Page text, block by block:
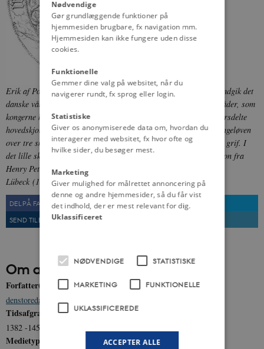
Erik af Pommerns segl. Efter Kalmarunionens dannelse i 1397 indgik det
danske våben i et skjold, der var sammensat af felter for de områder, som
kongerne herskede over eller gjorde krav på. I Seglet ses i det korsdelte
hovedskjold de tre danske løver, de tre kroner, der ligesom folkungeløven
over tre smalle skråbjælker betegner Sverige, og den pommerske grif. I
det lille skjold på korset ses Norges øksebærende løve. Illustration fra
Henry Petersen
Et dansk Flag fra Unionstiden i Maria-Kirken i
Lübeck (1882).Fra:Wikimedia Commons
DEL PÅ FACEBOOK
DEL PÅ TWITTER
SEND TIL EN VEN
Om artiklen
Forfatter(e)
denstoredanske.dk,
Tidsafgrænsning
1382 -1459
Medietype
Nødvendige
Gør grundlæggende funktioner på
hjemmesiden brugbare, fx navigation mm.
Hjemmesiden kan ikke fungere uden disse
cookies.
Funktionelle
Gemmer dine valg på websitet, når du
navigerer rundt, fx sprog eller login.
Statistiske
Giver os anonymiserede data om, hvordan du
interagerer med websitet, fx hvor ofte og
hvilke sider, du besøger mest.
Marketing
Giver mulighed for målrettet annoncering på
denne og andre hjemmesider, så du får vist
det indhold, der er mest relevant for dig.
Uklassificeret
NØDVENDIGE STATISTISKE
MARKETING FUNKTIONELLE
UKLASSIFICEREDE
ACCEPTER ALLE